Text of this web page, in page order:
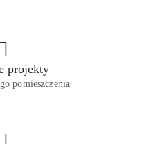
projekty
pomieszczenia